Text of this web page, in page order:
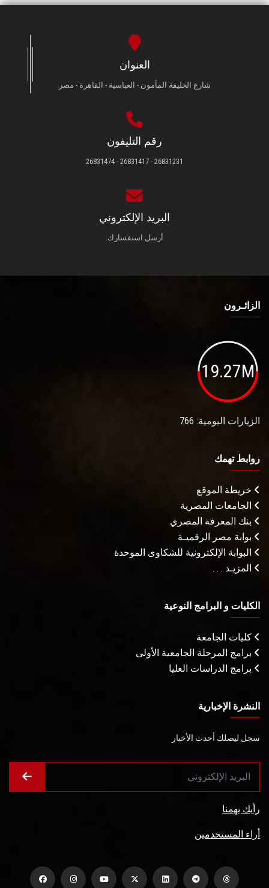
العنوان
شارع الخليفة المأمون - العباسية - القاهرة - مصر
رقم التليفون
26831231 - 26831417 - 26831474
البريد الإلكتروني
أرسل استفسارك.
الزائـرون
19.27M
الزيارات اليومية: 766
روابط تهمك
خريطة الموقع
الجامعات المصرية
بنك المعرفة المصري
بوابة مصر الرقميـة
البوابة الإلكترونية للشكاوى الموحدة
المزيـد . . .
الكليات و البرامج النوعية
كليات الجامعة
برامج المرحلة الجامعية الأولى
برامج الدراسات العليا
النشرة الإخبارية
سجل ليصلك أحدث الأخبار
رأيك يهمنا
أراء المستخدمين